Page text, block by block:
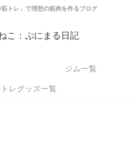
筋トレ」で理想の筋肉を作るブログ
こ：ぷにまる日記
ジム一覧
レグッズ一覧